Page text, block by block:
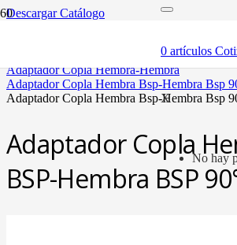
0 artículos
X
No hay
Descargar Catálogo
adaptador copla hembra-hembra
adaptador copla hembra bsp-hembra bsp
adaptador copla hembra bsp-hembra bsp
Adaptador Copla
BSP-Hembra BSP